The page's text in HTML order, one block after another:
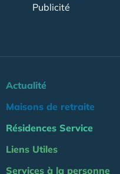
Publicité
Actualité
Maisons de retraite
Résidences Service
Liens Utiles
Services à la personne